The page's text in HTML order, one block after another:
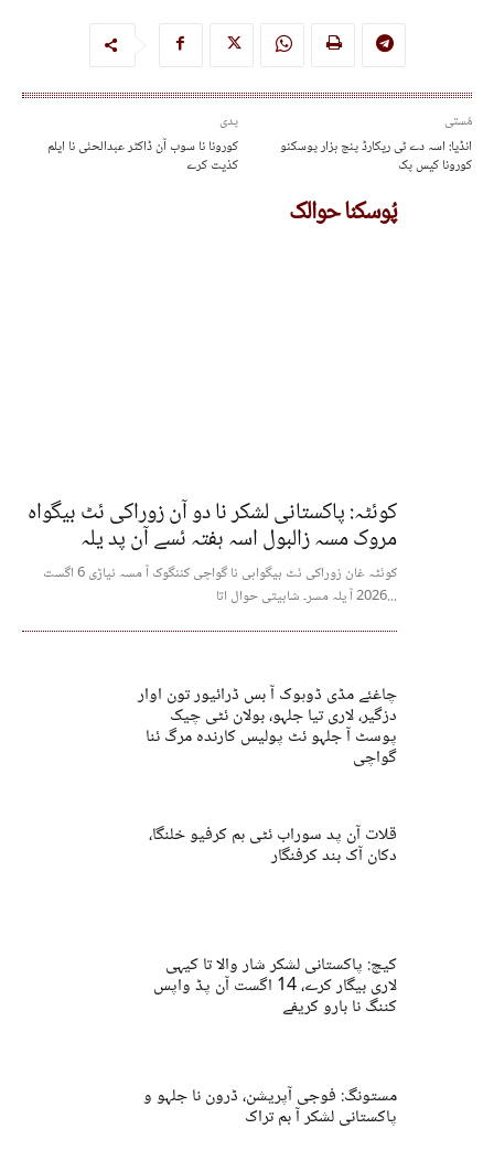
پدی
کورونا نا سوب آن ڈاکٹر عبدالحئی نا ایلم
کذیت کرے
مُستی
انڈیا: اسہ دے ٹی ریکارڈ پنچ ہزار پوسکنو
کورونا کیس پک
پُوسکنا حوالک
کوئٹہ: پاکستانی لشکر نا دو آن زوراکی ئٹ بیگواہ
مروک مسہ زالبول اسہ ہفتہ ئسے آن پد یلہ
کوئٹہ غان زوراکی ئٹ بیگواہی نا گواچی کننگوک آ مسہ نیاڑی 6 اگست
2026 آ یلہ مسر۔ شابیتی حوال اتا...
چاغئے مڈی ڈوہوک آ بس ڈرائیور تون اوار
دزگیر، لاری تیا جلہو، بولان ئٹی چیک
پوسٹ آ جلہو ئٹ پولیس کارندہ مرگ ئنا
گواچی
قلات آن پد سوراب ئٹی ہم کرفیو خلنگا،
دکان آک بند کرفنگار
کیچ: پاکستانی لشکر شار والا تا کیہی
لاری بیگار کرے، 14 اگست آن پڈ واپس
کننگ نا بارو کریفے
مستونگ: فوجی آپریشن، ڈرون نا جلہو و
پاکستانی لشکر آ بم تراک